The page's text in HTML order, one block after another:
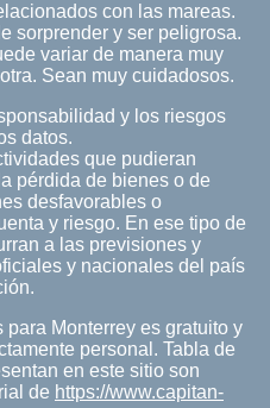
con las mareas.
sorprender y ser peligrosa.
variar de manera muy
Sean muy cuidadosos.
y los riesgos
datos.
que pudieran
pérdida de bienes o de
desfavorables o
y riesgo. En ese tipo de
a las previsiones y
y nacionales del país
Monterrey es gratuito y
personal. Tabla de
en este sitio son
de https://www.capitan-